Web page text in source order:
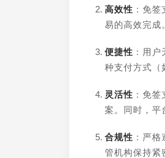
高效性 ：免
易的高效完成
便捷性 ：用
种支付方式（
灵活性 ：免
案。同时，平
合规性 ：严
管机构保持紧